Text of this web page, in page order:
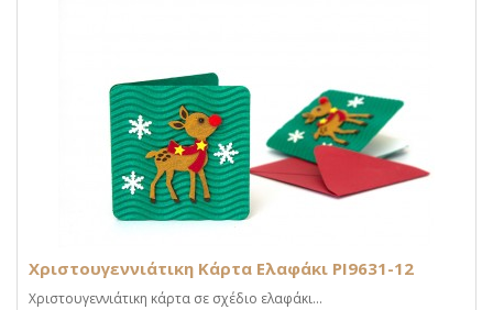
Χριστουγεννιάτικη Κάρτα Ελαφάκι PI9631-12
Χριστουγεννιάτικη κάρτα σε σχέδιο ελαφάκι...